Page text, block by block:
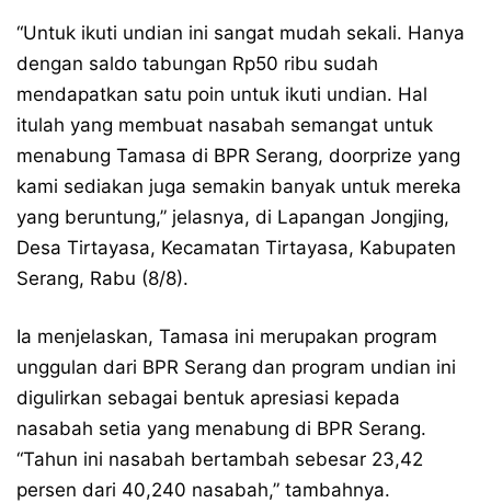
“Untuk ikuti undian ini sangat mudah sekali. Hanya
dengan saldo tabungan Rp50 ribu sudah
mendapatkan satu poin untuk ikuti undian. Hal
itulah yang membuat nasabah semangat untuk
menabung Tamasa di BPR Serang, doorprize yang
kami sediakan juga semakin banyak untuk mereka
yang beruntung,” jelasnya, di Lapangan Jongjing,
Desa Tirtayasa, Kecamatan Tirtayasa, Kabupaten
Serang, Rabu (8/8).
Ia menjelaskan, Tamasa ini merupakan program
unggulan dari BPR Serang dan program undian ini
digulirkan sebagai bentuk apresiasi kepada
nasabah setia yang menabung di BPR Serang.
“Tahun ini nasabah bertambah sebesar 23,42
persen dari 40,240 nasabah,” tambahnya.